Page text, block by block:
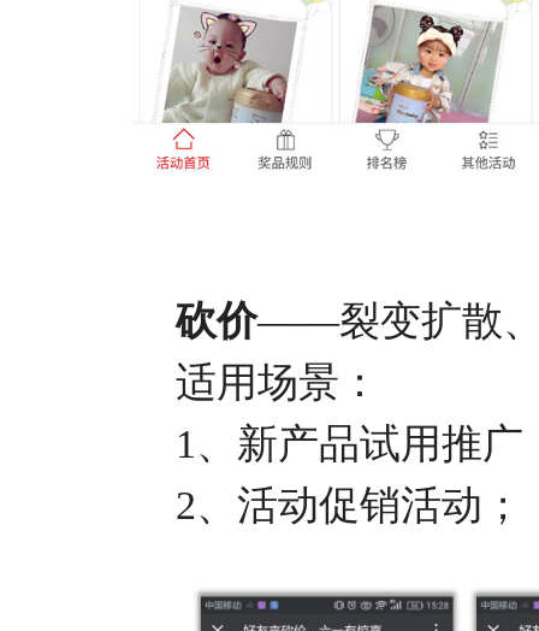
砍价——裂变扩散、
适用场景：
1、新产品试用推广
2、活动促销活动；